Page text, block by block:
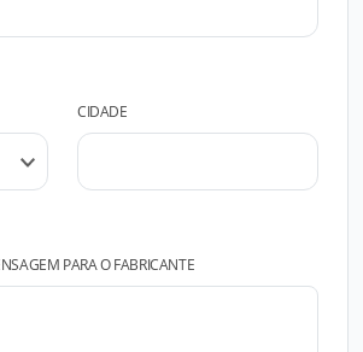
CIDADE
PARA O FABRICANTE